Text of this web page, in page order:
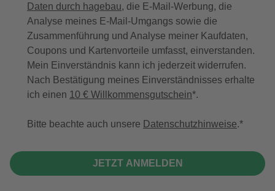
Daten durch hagebau, die E-Mail-Werbung, die
Analyse meines E-Mail-Umgangs sowie die
Zusammenführung und Analyse meiner Kaufdaten,
Coupons und Kartenvorteile umfasst, einverstanden.
Mein Einverständnis kann ich jederzeit widerrufen.
Nach Bestätigung meines Einverständnisses erhalte
ich einen 10 € Willkommensgutschein*.
Bitte beachte auch unsere Datenschutzhinweise.
JETZT ANMELDEN